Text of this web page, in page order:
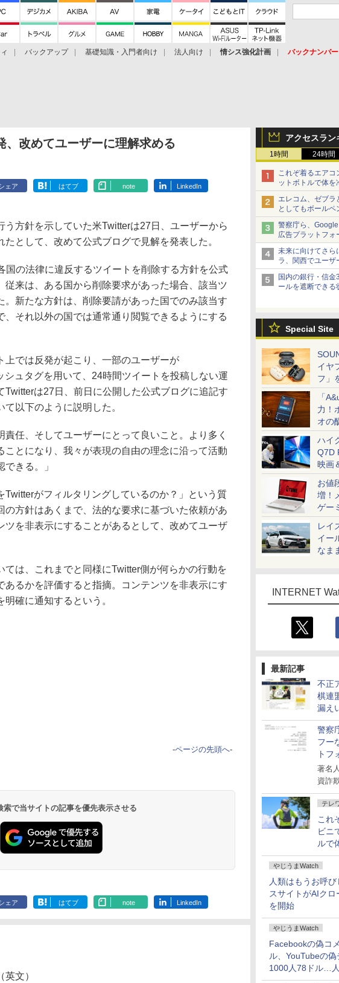
バックアップ 基礎知識・入門者向け 法人向け 情シス強化計画
バックナンバー
アクセスラン
1時間 24時間
これぞ着るエア
ットボトルで体
ードバイクにちょ
ど！その14】【
エレコム、ゼブラ
としてもボール
スツーウェイ」
えずに書き込める
警察庁ら、
広告プラットフォ
広告」対策強化
使った投資詐欺な
未来に向けてさら
ラ、関西でユーザ
しい”を起動し続
国内の銀行・信
ールを遮断できる
まる～GMOブラ
Special Site
イヤ
フ」
「
力！
オの
ハイ
Q7D
映画
お値
増！
ゲー
レイ
イー
なま
INTERNET
最新記事
不正
棋連
漏え
警察
フー
トフ
し詐
著名
資詐
テレ
これ
ビニ
ルで
スト
どい
ど！
やじうまWatch
人類はもうお呼
スサイトがAIク
を開始
やじうまWatch
Facebookの偽コ
ル、YouTubeの
1000人78ドル…人
価格リストが公開
改めてユーザーに理解求める
ェア はてブ note LinkedIn
方針を示していた米Twitterは27日、ユーザーから
として、改めて公式ブログで見解を発表した。
の法律に違反するツイートを削除する方針を公式
従来は、ある国から削除要求があった場合、該当ツ
。新たな方針は、削除要請があった国でのみ該当す
、それ以外の国では通常通り閲覧できるようにする
では反発が起こり、一部のユーザーが
シュタグを用いて、24時間ツイートを投稿しない運
Twitterは27日、前日に公開した公式ブログに追記す
以下のように説明した。
任、そしてユーザーにとって良いこと。より多く
ことになり、我々が表現の自由の理念に沿って活動
きる。」
がフィルタリングしているのか？」という質
の方針はあくまで、法的な要求に基づいた依頼があ
ツを非表示にすることがあるとして、改めてユーザ
は、これまでと同様にTwitter側が何らかの行動を
あるかを評価すると指摘。コンテンツを非表示にす
確に通知するという。
-ページの先頭へ-
で当サイトの記事を優先表示させる
ェア はてブ note LinkedIn
文）